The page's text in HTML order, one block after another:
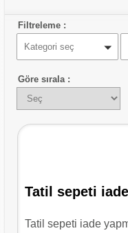
Filtreleme :
Kategori seç
Göre sırala :
Tatil sepeti
Tatil sepeti iade